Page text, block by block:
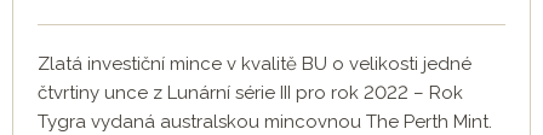
Zlatá investiční mince v kvalitě BU o velikosti jedné
čtvrtiny unce z Lunární série III pro rok 2022 – Rok
Tygra vydaná australskou mincovnou The Perth Mint.